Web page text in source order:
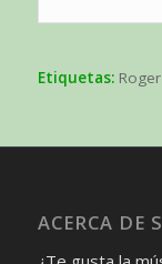
Etiquetas:
ACERCA DE